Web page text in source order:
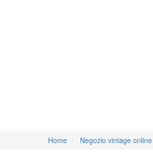
Home Negozio vintage online